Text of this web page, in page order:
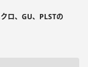
ロ、GU、PLSTの